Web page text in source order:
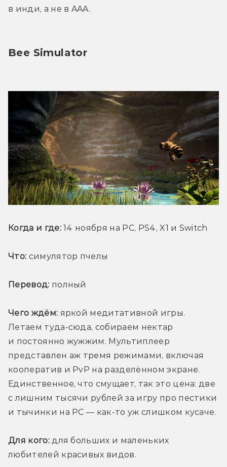
в инди, а не в AAA.
Bee Simulator
Когда и где: 14 ноября на PC, PS4, X1 и Switch
Что: симулятор пчелы
Перевод: полный
Чего ждём: яркой медитативной игры.
Летаем туда-сюда, собираем нектар
и постоянно жужжим. Мультиплеер
представлен аж тремя режимами, включая
кооператив и PvP на разделённом экране.
Единственное, что смущает, так это цена: две
с лишним тысячи рублей за игру про пестики
и тычинки на PC — как-то уж слишком кусаче.
Для кого: для больших и маленьких
любителей красивых видов.